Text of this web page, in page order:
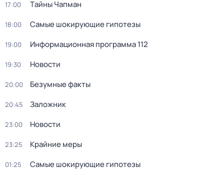
17:00 Тaйны Чапман
18:00 Самые шoкиpующие гипотезы
19:00 Информационная программа 112
19:30 Новости
20:00 Безумные факты
20:45 Заложник
23:00 Новости
23:25 Крайние меры
01:25 Самые шoкиpующие гипотезы